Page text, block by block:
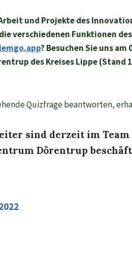
und Projekte des
verschiedenen Funktionen
? Besuchen Sie uns
des Kreises Lippe (Stand
Quizfrage beantworten,
sind derzeit im
Dörentrup